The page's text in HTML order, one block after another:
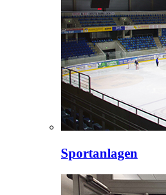
Sportanlagen